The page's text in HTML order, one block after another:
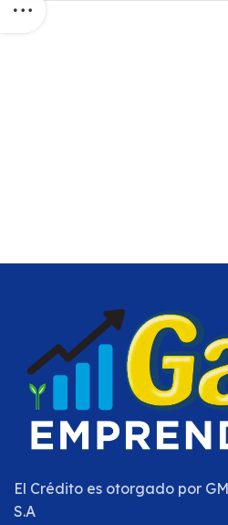
El Crédito es otorgado por
S.A